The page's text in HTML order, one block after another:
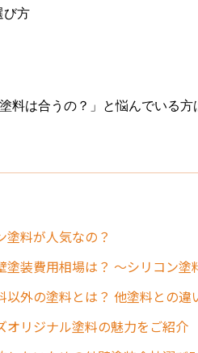
び方
料は合うの？」と悩んでいる方
塗料が人気なの？
塗装費用相場は？ 〜シリコン塗
以外の塗料とは？ 他塗料との違
オリジナル塗料の魅力をご紹介